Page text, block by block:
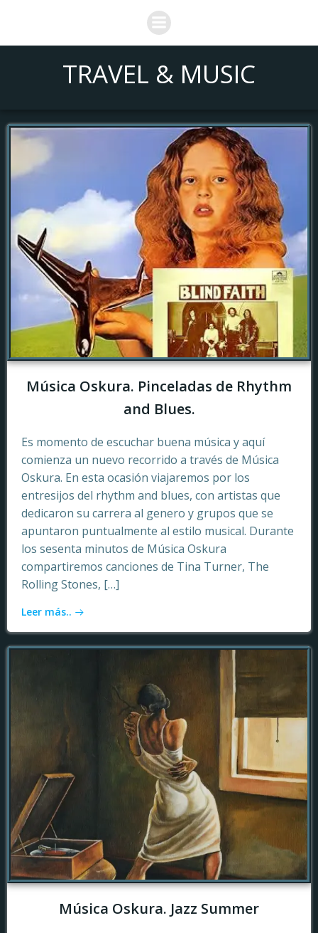
Saltar
al
contenido
TRAVEL & MUSIC
Música Oskura. Pinceladas de Rhythm
and Blues.
Es momento de escuchar buena música y aquí
comienza un nuevo recorrido a través de Música
Oskura. En esta ocasión viajaremos por los
entresijos del rhythm and blues, con artistas que
dedicaron su carrera al genero y grupos que se
apuntaron puntualmente al estilo musical. Durante
los sesenta minutos de Música Oskura
compartiremos canciones de Tina Turner, The
Rolling Stones, […]
Leer más..
Música Oskura. Jazz Summer